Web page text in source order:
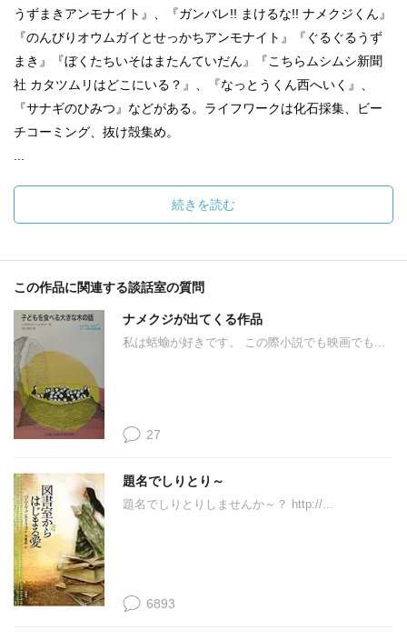
うずまきアンモナイト』、『ガンバレ!! まけるな!! ナメクジくん』
『のんびりオウムガイとせっかちアンモナイト』『ぐるぐるうず
まき』『ぼくたちいそはまたんていだん』『こちらムシムシ新聞
社 カタツムリはどこにいる？』、『なっとうくん西へいく』、
『サナギのひみつ』などがある。ライフワークは化石採集、ビー
チコーミング、抜け殻集め。
続きを読む
この作品に関連する談話室の質問
ナメクジが出てくる作品
私は蛞蝓が好きです。 この際小説でも映画でも...
27
題名でしりとり～
題名でしりとりしませんか～？ http://...
6893